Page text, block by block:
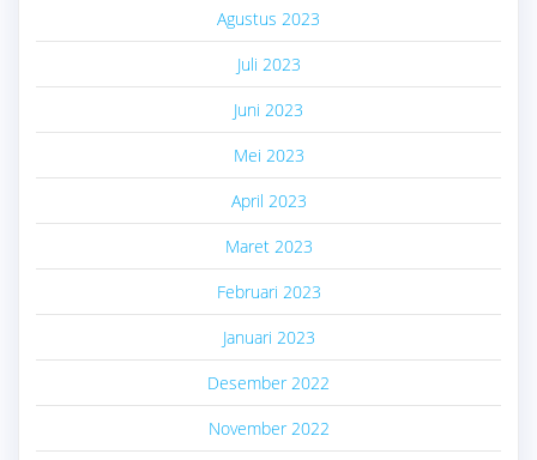
Agustus 2023
Juli 2023
Juni 2023
Mei 2023
April 2023
Maret 2023
Februari 2023
Januari 2023
Desember 2022
November 2022